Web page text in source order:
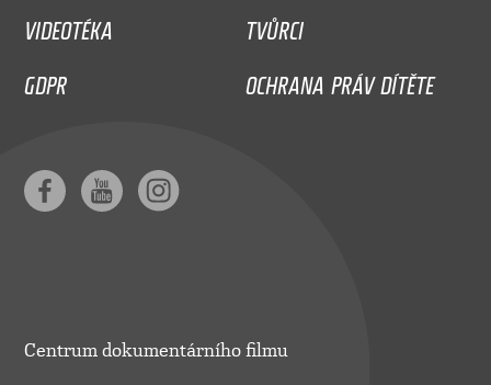
VIDEOTÉKA
TVŮRCI
GDPR
OCHRANA PRÁV DÍTĚTE
Centrum dokumentárního filmu